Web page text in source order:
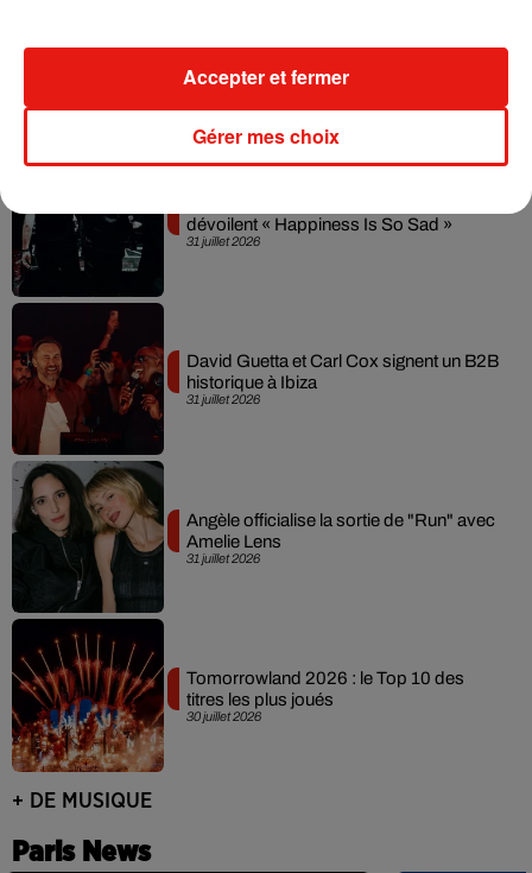
3 août 2026
Fred again.. et Latin Mafia dévoilent enfin
leur mixtape créée en...
31 juillet 2026
dévoilent « Happiness Is So Sad »
31 juillet 2026
David Guetta et Carl Cox signent un B2B
historique à Ibiza
31 juillet 2026
Angèle officialise la sortie de "Run" avec
Amelie Lens
30 juillet 2026
Tomorrowland 2026 : le Top 10 des
titres les plus joués
+ DE MUSIQUE
Paris News
Gérer mes choix
Accepter et fermer